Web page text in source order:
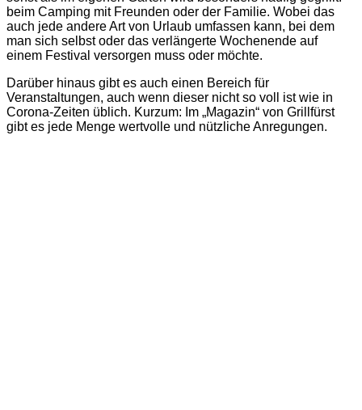
beim Camping mit Freunden oder der Familie. Wobei das
auch jede andere Art von Urlaub umfassen kann, bei dem
man sich selbst oder das verlängerte Wochenende auf
einem Festival versorgen muss oder möchte.
Darüber hinaus gibt es auch einen Bereich für
Veranstaltungen, auch wenn dieser nicht so voll ist wie in
Corona-Zeiten üblich. Kurzum: Im „Magazin“ von Grillfürst
gibt es jede Menge wertvolle und nützliche Anregungen.